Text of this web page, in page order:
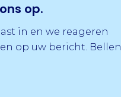
op.
in en we reageren
op uw bericht. Bellen